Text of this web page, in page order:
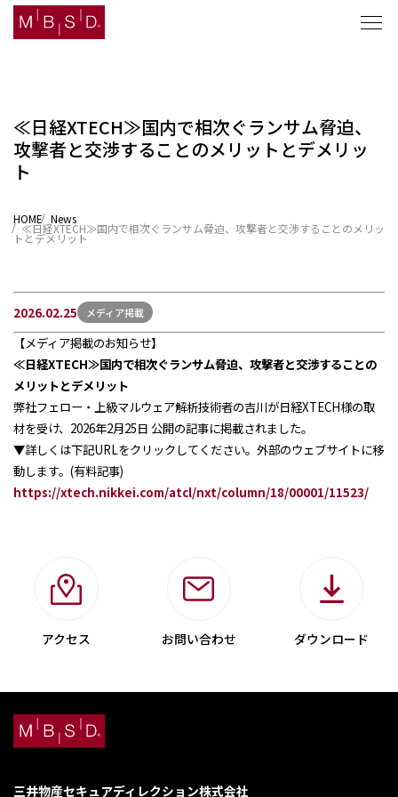
セキュリティナレッジ
企業情報
採用
お問い合わせ
≪日経XTECH≫国内で相次ぐランサム脅迫、
攻撃者と交渉することのメリットとデメリッ
ト
HOME News
≪日経XTECH≫国内で相次ぐランサム脅迫、攻撃者と交渉することのメリッ
トとデメリット
2026.02.25 メディア掲載
【メディア掲載のお知らせ】
≪日経XTECH≫国内で相次ぐランサム脅迫、攻撃者と交渉することの
メリットとデメリット
弊社フェロー・上級マルウェア解析技術者の吉川が日経XTECH様の取
材を受け、2026年2月25日 公開の記事に掲載されました。
▼詳しくは下記URLをクリックしてください。外部のウェブサイトに移
動します。(有料記事)
https://xtech.nikkei.com/atcl/nxt/column/18/00001/11523/
アクセス お問い合わせ ダウンロード
三井物産セキュアディレクション株式会社